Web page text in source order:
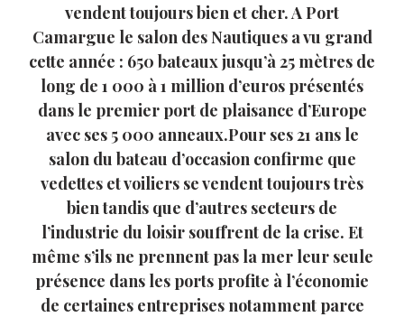
vendent toujours bien et cher. A Port
Camargue le salon des Nautiques a vu grand
cette année : 650 bateaux jusqu’à 25 mètres de
long de 1 000 à 1 million d’euros présentés
dans le premier port de plaisance d’Europe
avec ses 5 000 anneaux.Pour ses 21 ans le
salon du bateau d’occasion confirme que
vedettes et voiliers se vendent toujours très
bien tandis que d’autres secteurs de
l’industrie du loisir souffrent de la crise. Et
même s’ils ne prennent pas la mer leur seule
présence dans les ports profite à l’économie
de certaines entreprises notamment parce